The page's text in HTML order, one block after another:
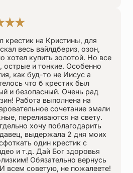
крестик на Кристины, для
весь вайлдбериз, озон,
хотел купить золотой. Но все
острые и тонкие. Особенно
как буд-то не Иисус а
что б крестик был
и безопасный. Очень рад
Работа выполнена на
сочетание эмали
переливаются на свету.
хочу поблагодарить
выдержала 2 дня моих
один крестик с
и т.д. Дай Бог здоровья
Обязательно вернусь
всем советую, не пожалеете!